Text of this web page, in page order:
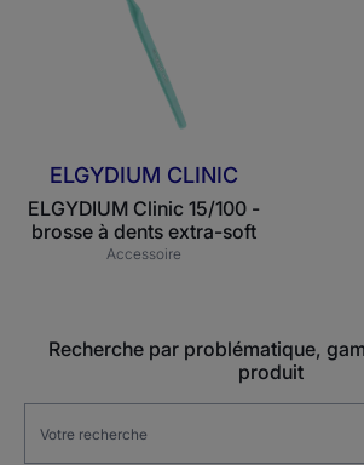
brosse
à
dents
extra-
ELGYDIUM CLINIC
ELGYDIUM Clinic 15/100 -
brosse à dents extra-soft
Accessoire
Recherche par problématique,
produit